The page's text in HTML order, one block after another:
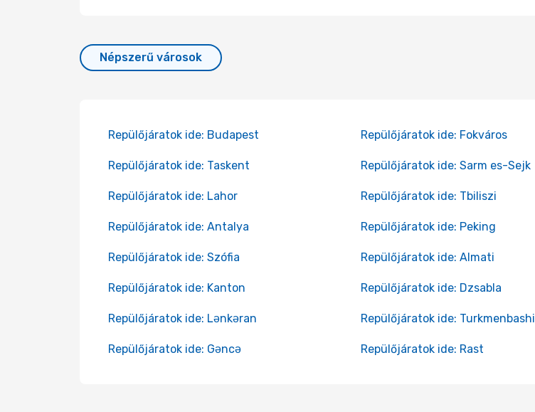
Népszerű városok
Repülőjáratok ide: Budapest Repülőjáratok ide: Fokváros
Repülőjáratok ide: Taskent Repülőjáratok ide: Sarm es-Sejk
Repülőjáratok ide: Lahor Repülőjáratok ide: Tbiliszi
Repülőjáratok ide: Antalya Repülőjáratok ide: Peking
Repülőjáratok ide: Szófia Repülőjáratok ide: Almati
Repülőjáratok ide: Kanton Repülőjáratok ide: Dzsabla
Repülőjáratok ide: Lənkəran Repülőjáratok ide: Turkmenbashi
Repülőjáratok ide: Gəncə Repülőjáratok ide: Rast